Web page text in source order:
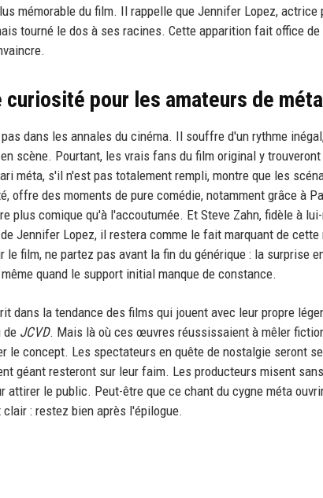
mémorable du film. Il rappelle que Jennifer Lopez, actrice
tourné le dos à ses racines. Cette apparition fait office
curiosité pour les amateurs de méta
dans les annales du cinéma. Il souffre d'un rythme
scène. Pourtant, les vrais fans du film original y
méta, s'il n'est pas totalement rempli, montre que les
offre des moments de pure comédie, notamment grâce à
plus comique qu'à l'accoutumée. Et Steve Zahn, fidèle à
Jennifer Lopez, il restera comme le fait marquant de
film, ne partez pas avant la fin du générique : la surprise
quand le support initial manque de constance.
dans la tendance des films qui jouent avec leur propre
JCVD. Mais là où ces œuvres réussissaient à mêler
le concept. Les spectateurs en quête de nostalgie seront
géant resteront sur leur faim. Les producteurs misent
attirer le public. Peut-être que ce chant du cygne méta
: restez bien après l'épilogue.